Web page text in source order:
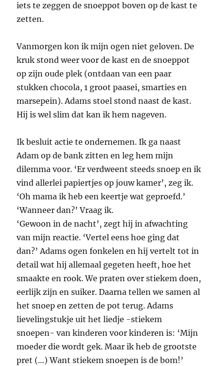
iets te zeggen de snoeppot boven op de kast te
zetten.
Vanmorgen kon ik mijn ogen niet geloven. De
kruk stond weer voor de kast en de snoeppot
op zijn oude plek (ontdaan van een paar
stukken chocola, 1 groot paasei, smarties en
marsepein). Adams stoel stond naast de kast.
Hij is wel slim dat kan ik hem nageven.
Ik besluit actie te ondernemen. Ik ga naast
Adam op de bank zitten en leg hem mijn
dilemma voor. ‘Er verdweent steeds snoep en ik
vind allerlei papiertjes op jouw kamer’, zeg ik.
‘Oh mama ik heb een keertje wat geproefd.’
‘Wanneer dan?’ Vraag ik.
‘Gewoon in de nacht’, zegt hij in afwachting
van mijn reactie. ‘Vertel eens hoe ging dat
dan?’ Adams ogen fonkelen en hij vertelt tot in
detail wat hij allemaal gegeten heeft, hoe het
smaakte en rook. We praten over stiekem doen,
eerlijk zijn en suiker. Daarna tellen we samen al
het snoep en zetten de pot terug. Adams
lievelingstukje uit het liedje -stiekem
snoepen- van kinderen voor kinderen is: ‘Mijn
moeder die wordt gek. Maar ik heb de grootste
pret (…) Want stiekem snoepen is de bom!’